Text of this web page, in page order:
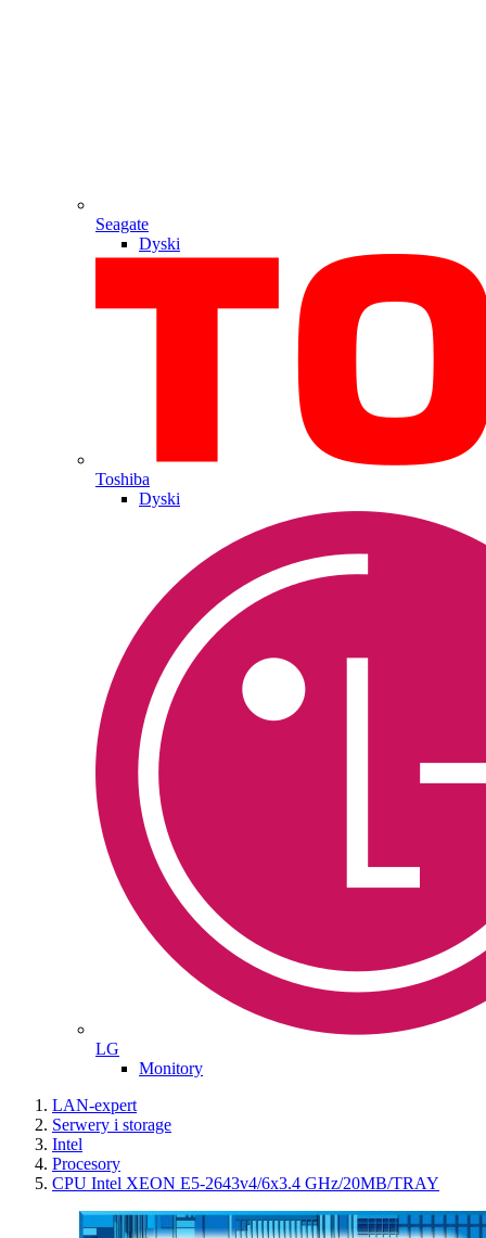
Seagate
Dyski
Toshiba
Dyski
LG
Monitory
LAN-expert
Serwery i storage
Intel
Procesory
CPU Intel XEON E5-2643v4/6x3.4 GHz/20MB/TRAY